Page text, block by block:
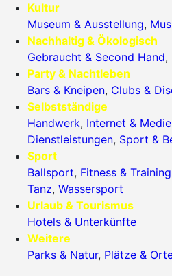
Kultur
Museum & Ausstellung,
Nachhaltig & Ökologisch
Gebraucht & Second Hand,
Party & Nachtleben
Bars & Kneipen, Clubs &
Selbstständige
Handwerk, Internet &
Dienstleistungen, Sport &
Sport
Ballsport, Fitness & Training
Tanz, Wassersport
Urlaub & Tourismus
Hotels & Unterkünfte
Weitere
Parks & Natur, Plätze &